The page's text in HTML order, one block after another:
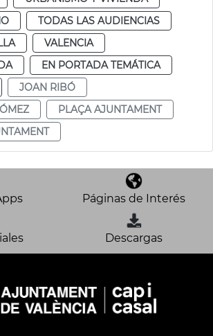
TODAS LAS AUDIENCIAS
VALENCIA
EN PORTADA TEMÁTICA
JOAN RIBÓ
PLAÇA AJUNTAMENT
Páginas de Interés
Descargas